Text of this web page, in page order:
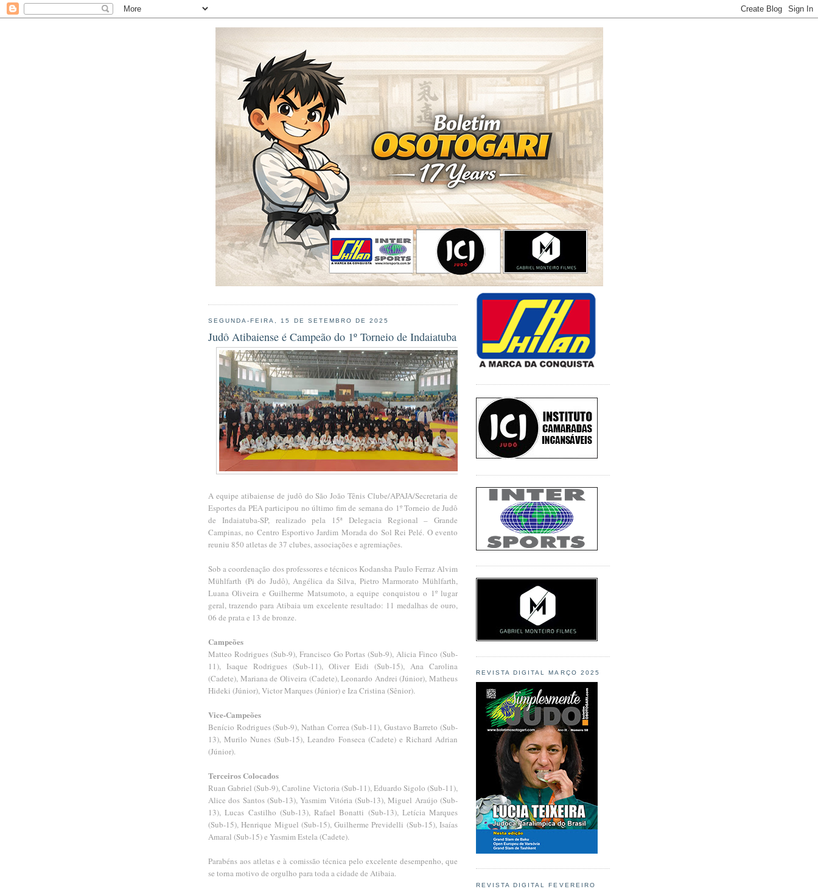
SEGUNDA-FEIRA, 15 DE SETEMBRO DE 2025
Judô Atibaiense é Campeão do 1º Torneio de Indaiatuba
A equipe atibaiense de judô do São João Tênis Clube/APAJA/Secretaria de
Esportes da PEA participou no último fim de semana do 1º Torneio de Judô
de Indaiatuba-SP, realizado pela 15ª Delegacia Regional – Grande
Campinas, no Centro Esportivo Jardim Morada do Sol Rei Pelé. O evento
reuniu 850 atletas de 37 clubes, associações e agremiações.
Sob a coordenação dos professores e técnicos Kodansha Paulo Ferraz Alvim
Mühlfarth (Pi do Judô), Angélica da Silva, Pietro Marmorato Mühlfarth,
Luana Oliveira e Guilherme Matsumoto, a equipe conquistou o 1º lugar
geral, trazendo para Atibaia um excelente resultado: 11 medalhas de ouro,
06 de prata e 13 de bronze.
Campeões
Matteo Rodrigues (Sub-9), Francisco Go Portas (Sub-9), Alicia Finco (Sub-
11), Isaque Rodrigues (Sub-11), Oliver Eidi (Sub-15), Ana Carolina
(Cadete), Mariana de Oliveira (Cadete), Leonardo Andrei (Júnior), Matheus
Hideki (Júnior), Victor Marques (Júnior) e Iza Cristina (Sênior).
Vice-Campeões
Benício Rodrigues (Sub-9), Nathan Correa (Sub-11), Gustavo Barreto (Sub-
13), Murilo Nunes (Sub-15), Leandro Fonseca (Cadete) e Richard Adrian
(Júnior).
Terceiros Colocados
Ruan Gabriel (Sub-9), Caroline Victoria (Sub-11), Eduardo Sigolo (Sub-11),
Alice dos Santos (Sub-13), Yasmim Vitória (Sub-13), Miguel Araújo (Sub-
13), Lucas Castilho (Sub-13), Rafael Bonatti (Sub-13), Letícia Marques
(Sub-15), Henrique Miguel (Sub-15), Guilherme Previdelli (Sub-15), Isaías
Amaral (Sub-15) e Yasmim Estela (Cadete).
Parabéns aos atletas e à comissão técnica pelo excelente desempenho, que
se torna motivo de orgulho para toda a cidade de Atibaia.
REVISTA DIGITAL MARÇO 2025
REVISTA DIGITAL FEVEREIRO